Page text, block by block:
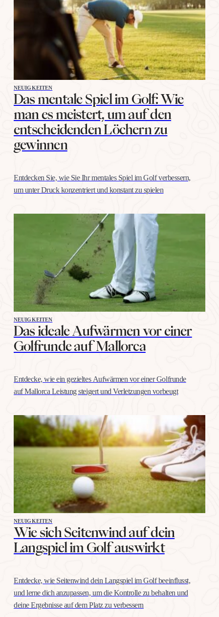
Willenskraft. Warum…
NEUIGKEITEN
Das mentale Spiel im Golf: Wie
man es meistert, um auf den
entscheidenden Löchern zu
gewinnen
Entdecken Sie, wie Sie Ihr mentales Spiel im Golf verbessern,
um unter Druck konzentriert und konstant zu spielen
NEUIGKEITEN
Das ideale Aufwärmen vor einer
Golfrunde auf Mallorca
Entdecke, wie ein gezieltes Aufwärmen vor einer Golfrunde
auf Mallorca Leistung steigert und Verletzungen vorbeugt
NEUIGKEITEN
Wie sich Seitenwind auf dein
Langspiel im Golf auswirkt
Entdecke, wie Seitenwind dein Langspiel im Golf beeinflusst,
und lerne dich anzupassen, um die Kontrolle zu behalten und
deine Ergebnisse auf dem Platz zu verbessern